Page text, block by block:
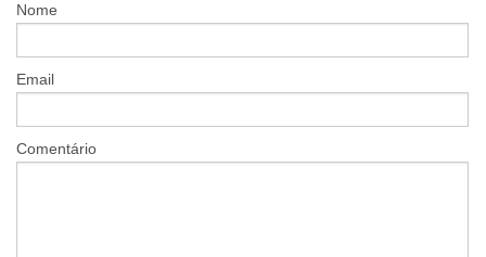
Nome
Email
Comentário